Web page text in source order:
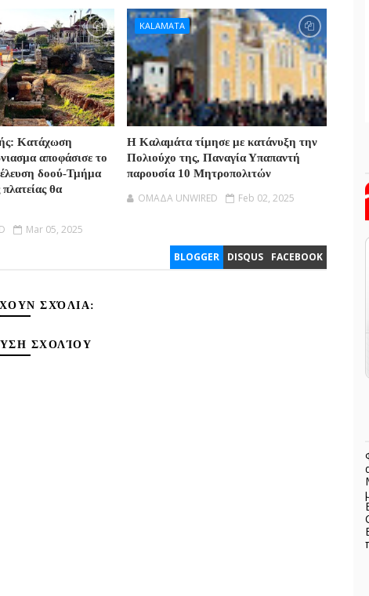
Κατάχωση
αποφάσισε το
δοού-Τμήμα
θα
Mar 05, 2025
KALAMATA
Η Καλαμάτα τίμησε με κατάνυξη την
Πολιούχο της, Παναγία Υπαπαντή
παρουσία 10 Μητροπολιτών
OMAΔΑ UNWIRED Feb 02, 2025
BLOGGER DISQUS FACEBOOK
ΣΧΌΛΙΑ:
ΣΧΟΛΊΟΥ